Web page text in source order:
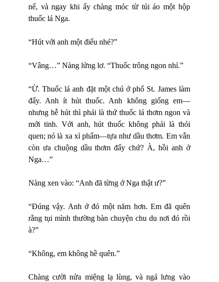
nể, và ngay khi ấy chàng móc từ túi áo một hộp
thuốc lá Nga.
“Hút với anh một điếu nhé?”
“Vâng…” Nàng lửng lơ. “Thuốc trông ngon nhỉ.”
“Ừ. Thuốc lá anh đặt một chú ở phố St. James làm
đấy. Anh ít hút thuốc. Anh không giống em—
nhưng hễ hút thì phải là thứ thuốc lá thơm ngon và
mới tinh. Với anh, hút thuốc không phải là thói
quen; nó là xa xỉ phẩm—tựa như dầu thơm. Em vẫn
còn ưa chuộng dầu thơm đấy chứ? À, hồi anh ở
Nga…”
Nàng xen vào: “Anh đã từng ở Nga thật ư?”
“Đúng vậy. Anh ở đó một năm hơn. Em đã quên
rằng tụi mình thường bàn chuyện chu du nơi đó rồi
à?”
“Không, em không hề quên.”
Chàng cười nửa miệng lạ lùng, và ngả lưng vào